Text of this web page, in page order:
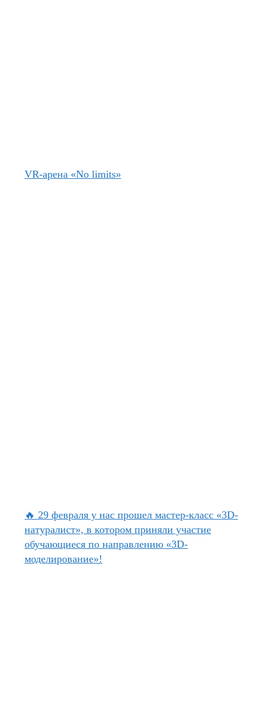
VR-арена «No limits»
🔥 29 февраля у нас прошел мастер-класс «3D-
натуралист», в котором приняли участие
обучающиеся по направлению «3D-
моделирование»!